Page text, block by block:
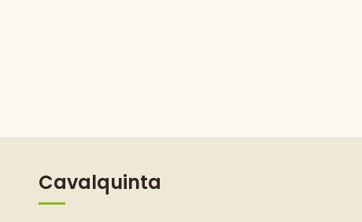
Cavalquinta